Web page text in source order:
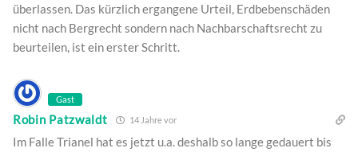
überlassen. Das kürzlich ergangene Urteil, Erdbebenschäden
nicht nach Bergrecht sondern nach Nachbarschaftsrecht zu
beurteilen, ist ein erster Schritt.
Gast
Robin Patzwaldt 14 Jahre vor
Im Falle Trianel hat es jetzt u.a. deshalb so lange gedauert bis